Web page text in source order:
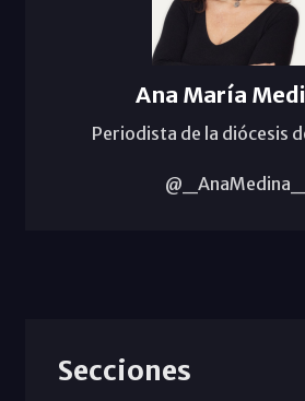
Ana María
Periodista de la diócesis
@_AnaMedina_
Secciones